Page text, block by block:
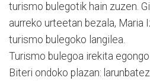
turismo bulegotik hain zuzen.
aurreko urteetan bezala, Maria
turismo bulegoko langilea.
Turismo bulegoa irekita
Biteri ondoko plazan: